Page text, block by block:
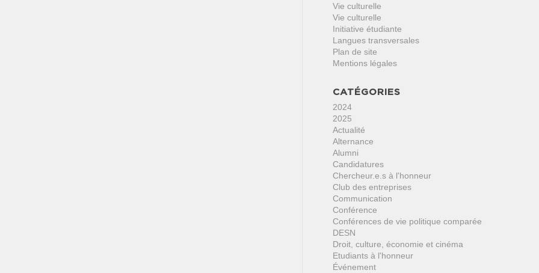
Vie culturelle
Vie culturelle
Initiative étudiante
Langues transversales
Plan de site
Mentions légales
CATÉGORIES
2024
2025
Actualité
Alternance
Alumni
Candidatures
Chercheur.e.s à l'honneur
Club des entreprises
Communication
Conférence
Conférences de vie politique comparée
DESN
Droit, culture, économie et cinéma
Etudiants à l'honneur
Événement